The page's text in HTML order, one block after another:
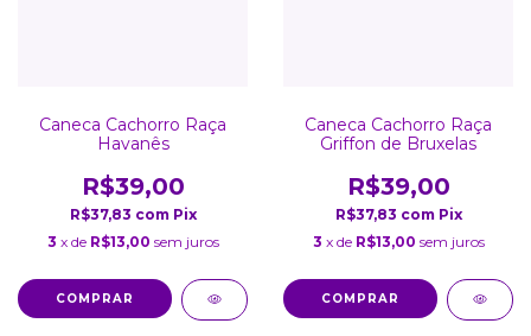
Caneca Cachorro Raça
Havanês
R$39,00
R$37,83 com Pix
3 x de R$13,00 sem juros
Caneca Cachorro Raça
Griffon de Bruxelas
R$39,00
R$37,83 com Pix
3 x de R$13,00 sem juros